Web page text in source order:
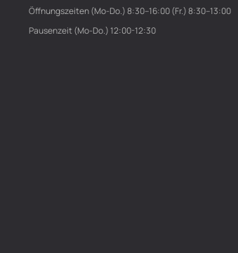
Öffnungszeiten (Mo-Do.) 8:30–16:00 (Fr.) 8:30–13:00
Pausenzeit (Mo-Do.) 12:00-12:30